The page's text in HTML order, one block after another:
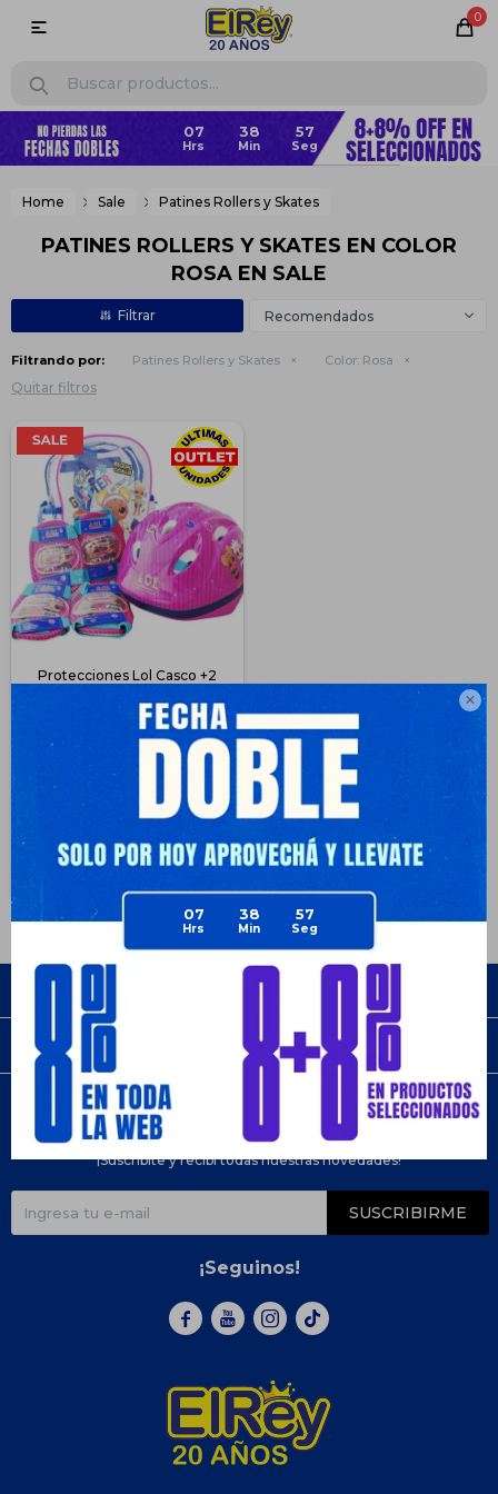

07 38 57
0

07 38 57
Home Sale Patines Rollers y Skates
PATINES ROLLERS Y SKATES EN COLOR
ROSA EN SALE
Recomendados
Filtrando por: Patines Rollers y Skates Color: Rosa
Quitar filtros
Protecciones Lol Casco +2
Rodillera +2 Codera + Bolso
1.990 62
$ 632
$ 669
Empresa
Compra
Newsletter
¡Suscribite y recibí todas nuestras novedades!
SUSCRIBIRME
¡Seguinos!
  